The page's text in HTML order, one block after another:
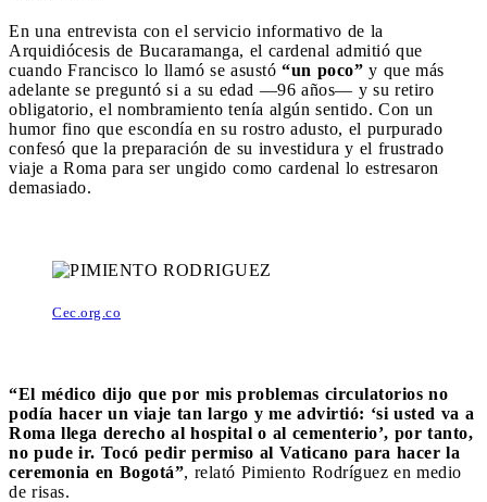
En una entrevista con el servicio informativo de la
Arquidiócesis de Bucaramanga, el cardenal admitió que
cuando Francisco lo llamó se asustó “un poco” y que más
adelante se preguntó si a su edad —96 años— y su retiro
obligatorio, el nombramiento tenía algún sentido. Con un
humor fino que escondía en su rostro adusto, el purpurado
confesó que la preparación de su investidura y el frustrado
viaje a Roma para ser ungido como cardenal lo estresaron
demasiado.
Cec.org.co
“El médico dijo que por mis problemas circulatorios no
podía hacer un viaje tan largo y me advirtió: ‘si usted va a
Roma llega derecho al hospital o al cementerio’, por tanto,
no pude ir. Tocó pedir permiso al Vaticano para hacer la
ceremonia en Bogotá”, relató Pimiento Rodríguez en medio
de risas.